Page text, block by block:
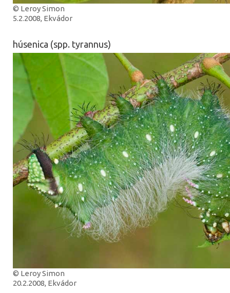
© Leroy Simon
5.2.2008, Ekvádor
húsenica (spp. tyrannus)
© Leroy Simon
20.2.2008, Ekvádor